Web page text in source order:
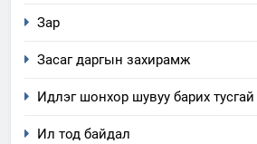
Зар
Засаг даргын захирамж
Идлэг шонхор шувуу барих
Ил тод байдал